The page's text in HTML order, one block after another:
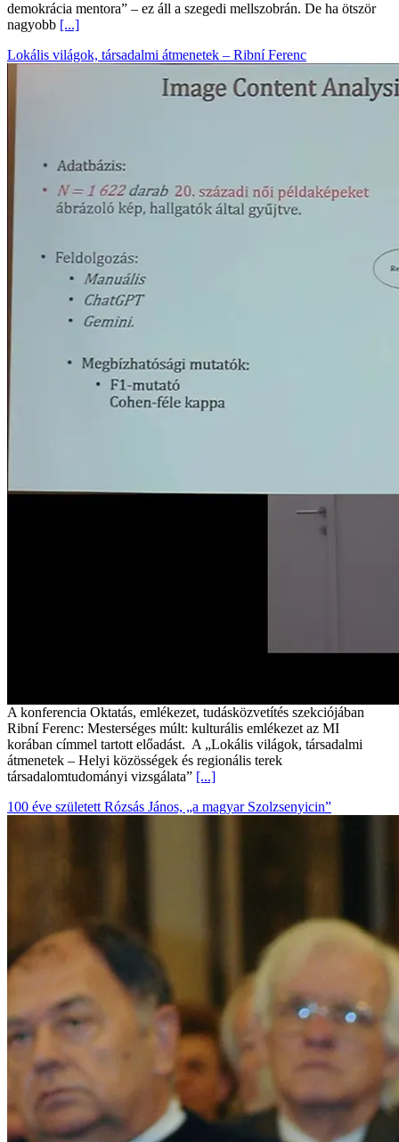
demokrácia mentora” – ez áll a szegedi mellszobrán. De ha ötször
nagyobb [...]
Lokális világok, társadalmi átmenetek – Ribní Ferenc
A konferencia Oktatás, emlékezet, tudásközvetítés szekciójában
Ribní Ferenc: Mesterséges múlt: kulturális emlékezet az MI
korában címmel tartott előadást. A „Lokális világok, társadalmi
átmenetek – Helyi közösségek és regionális terek
társadalomtudományi vizsgálata” [...]
100 éve született Rózsás János, „a magyar Szolzsenyicin”